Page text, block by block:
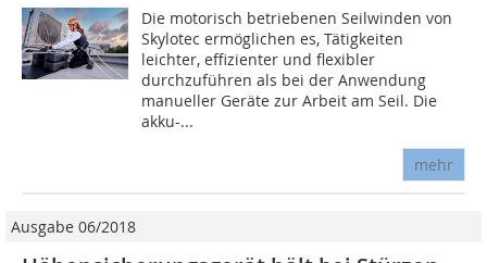
Die motorisch betriebenen Seilwinden von
Skylotec ermöglichen es, Tätigkeiten
leichter, effizienter und flexibler
durchzuführen als bei der Anwendung
manueller Geräte zur Arbeit am Seil. Die
akku-...
mehr
Ausgabe 06/2018